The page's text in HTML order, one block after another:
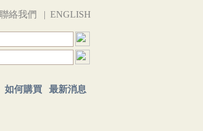
聯絡我們 | ENGLISH
如何購買 最新消息